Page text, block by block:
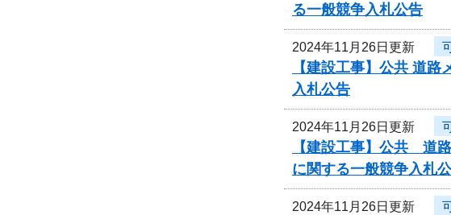
る一般競争入札公告
2024年11月26日更新
【建設工事】公共 道
入札公告
2024年11月26日更新
【建設工事】公共 道
に関する一般競争入札
2024年11月26日更新